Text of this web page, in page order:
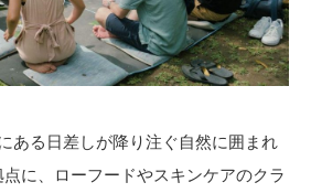
ある日差しが降り注ぐ自然に囲まれ
に、ローフードやスキンケアのクラ